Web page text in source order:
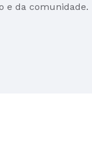
e da comunidade.